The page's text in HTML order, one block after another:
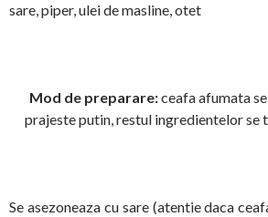
sare, piper, ulei de masline, otet
Mod de preparare:ceafa afumata
prajeste putin, restul ingredientelor se
Se asezoneaza cu sare (atentie daca